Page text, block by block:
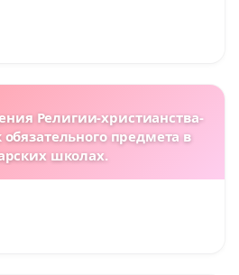
Религии-христианства-
предмета в
школах.